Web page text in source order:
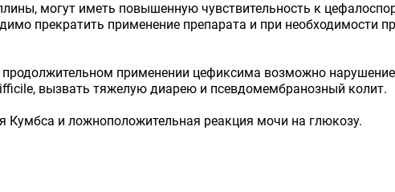
могут иметь повышенную чувствительность к
прекратить применение препарата и при необходимости
применении цефиксима возможно
вызвать тяжелую диарею и псевдомембранозный колит.
и ложноположительная реакция мочи на глюкозу.